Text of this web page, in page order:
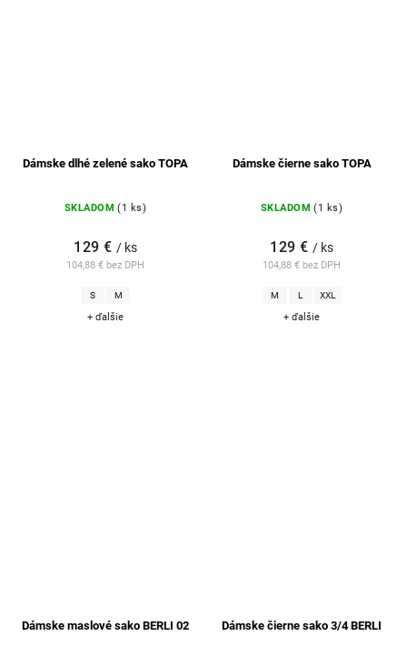
Dámske dlhé zelené sako TOPA
SKLADOM (1 ks)
104,88 € bez DPH
129 € / ks
S M
+ ďalšie
Dámske čierne sako TOPA
SKLADOM (1 ks)
104,88 € bez DPH
129 € / ks
M L XXL
+ ďalšie
Dámske maslové sako BERLI 02 Dámske čierne sako 3/4 BERLI